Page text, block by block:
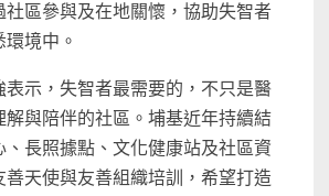
社區參與及在地關懷，協助失智者
境中。
表示，失智者最需要的，不只是醫
解與陪伴的社區。埔基近年持續結
、長照據點、文化健康站及社區資
善天使與友善組織培訓，希望打造